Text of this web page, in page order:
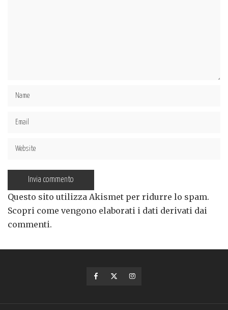
Questo sito utilizza Akismet per ridurre lo spam.
Scopri come vengono elaborati i dati derivati dai
commenti.